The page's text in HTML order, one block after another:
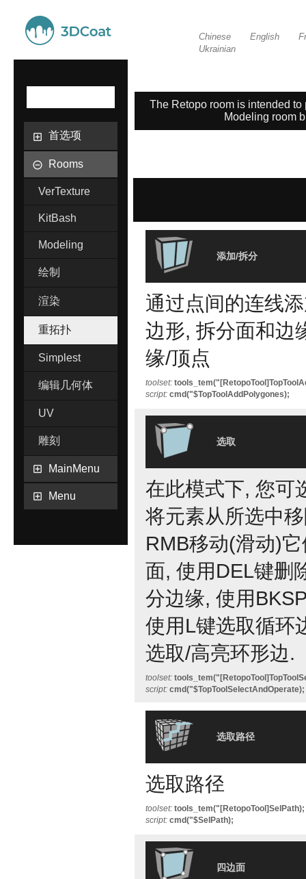
首选项
Rooms
VerTexture
KitBash
Modeling
绘制
渲染
重拓扑
Simplest
编辑几何体
UV
雕刻
MainMenu
Menu
Chinese English
Ukrainian
The Retopo room is intended
Modeling room
添加/拆分
通过点间的连线
边形, 拆分面和边
缘/顶点
toolset:
script: cmd("$TopToolAddPolygones);
选取
在此模式下, 您可
将元素从所选中
RMB移动(滑动)
面, 使用DEL键删
分边缘, 使用
使用L键选取循环
选取/高亮环形边.
toolset:
script: cmd("$TopToolSelectAndOperate);
选取路径
选取路径
toolset: tools_tem("[RetopoTool]SelPath);
script: cmd("$SelPath);
四边面